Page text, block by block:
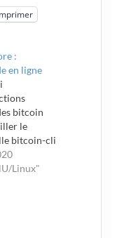
:
en ligne
bitcoin
le
bitcoin-cli
Linux"